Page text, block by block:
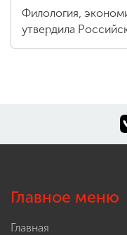
Филология,
утвердила
Главное меню
Главная